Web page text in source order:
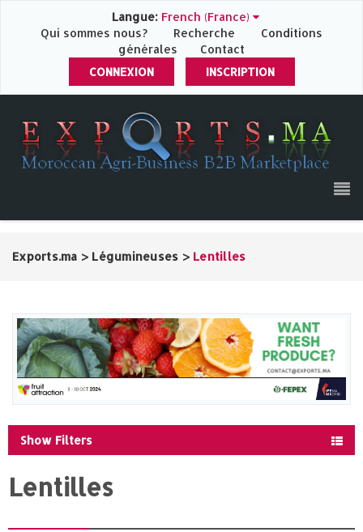
Langue: French (France)
Qui sommes nous?
Recherche
Conditions
générales
Contact
CONNEXION
INSCRIPTION
Exports.ma > Légumineuses > Lentilles
Show Filters
Lentilles